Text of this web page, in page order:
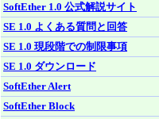
SoftEther 1.0 公式解説サイト
SE 1.0 よくある質問と回答
SE 1.0 現段階での制限事項
SE 1.0 ダウンロード
SoftEther Alert
SoftEther Block